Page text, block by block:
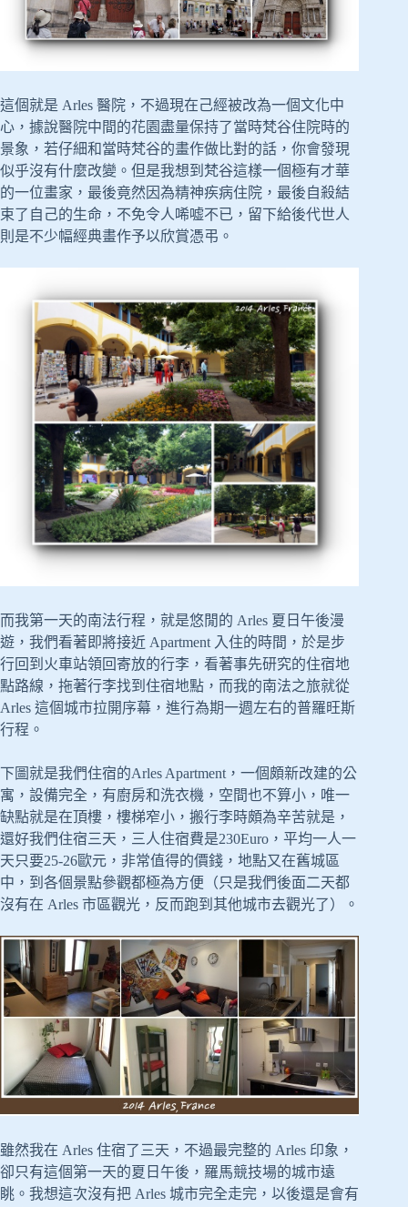
這個就是 Arles 醫院，不過現在己經被改為一個文化中
心，據說醫院中間的花園盡量保持了當時梵谷住院時的
景象，若仔細和當時梵谷的畫作做比對的話，你會發現
似乎沒有什麼改變。但是我想到梵谷這樣一個極有才華
的一位畫家，最後竟然因為精神疾病住院，最後自殺結
束了自己的生命，不免令人唏嘘不已，留下給後代世人
則是不少幅經典畫作予以欣賞憑弔。
而我第一天的南法行程，就是悠閒的 Arles 夏日午後漫
遊，我們看著即將接近 Apartment 入住的時間，於是步
行回到火車站領回寄放的行李，看著事先研究的住宿地
點路線，拖著行李找到住宿地點，而我的南法之旅就從
Arles 這個城市拉開序幕，進行為期一週左右的普羅旺斯
行程。
下圖就是我們住宿的Arles Apartment，一個頗新改建的公
寓，設備完全，有廚房和洗衣機，空間也不算小，唯一
缺點就是在頂樓，樓梯窄小，搬行李時頗為辛苦就是，
還好我們住宿三天，三人住宿費是230Euro，平均一人一
天只要25-26歐元，非常值得的價錢，地點又在舊城區
中，到各個景點參觀都極為方便（只是我們後面二天都
沒有在 Arles 市區觀光，反而跑到其他城市去觀光了）。
雖然我在 Arles 住宿了三天，不過最完整的 Arles 印象，
卻只有這個第一天的夏日午後，羅馬競技場的城市遠
眺。我想這次沒有把 Arles 城市完全走完，以後還是會有